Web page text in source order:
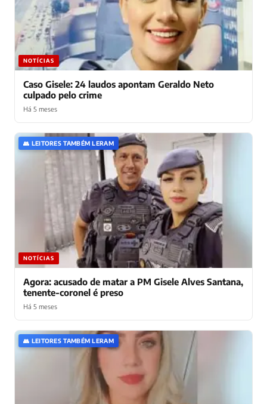
NOTÍCIAS
Caso Gisele: 24 laudos apontam Geraldo Neto
culpado pelo crime
Há 5 meses
👥 LEITORES TAMBÉM LERAM
NOTÍCIAS
Agora: acusado de matar a PM Gisele Alves Santana,
tenente-coronel é preso
Há 5 meses
👥 LEITORES TAMBÉM LERAM